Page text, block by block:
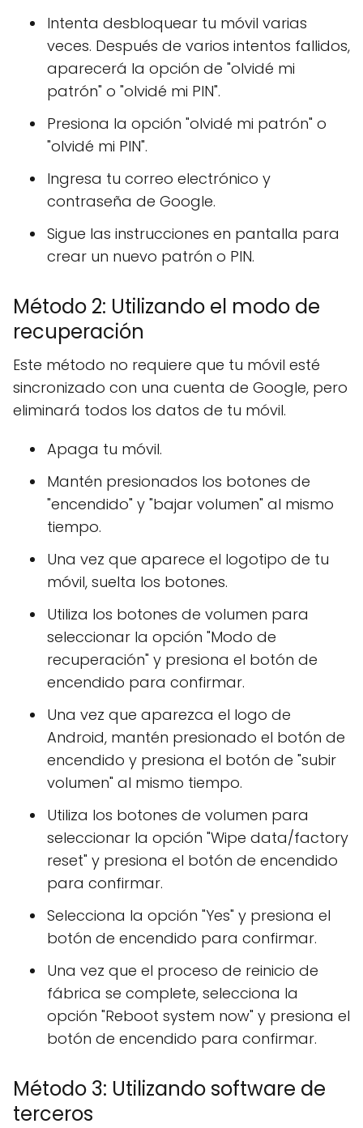
Intenta desbloquear tu móvil varias
veces. Después de varios intentos fallidos,
aparecerá la opción de "olvidé mi
patrón" o "olvidé mi PIN".
Presiona la opción "olvidé mi patrón" o
"olvidé mi PIN".
Ingresa tu correo electrónico y
contraseña de Google.
Sigue las instrucciones en pantalla para
crear un nuevo patrón o PIN.
Método 2: Utilizando el modo de
recuperación
Este método no requiere que tu móvil esté
sincronizado con una cuenta de Google, pero
eliminará todos los datos de tu móvil.
Apaga tu móvil.
Mantén presionados los botones de
"encendido" y "bajar volumen" al mismo
tiempo.
Una vez que aparece el logotipo de tu
móvil, suelta los botones.
Utiliza los botones de volumen para
seleccionar la opción "Modo de
recuperación" y presiona el botón de
encendido para confirmar.
Una vez que aparezca el logo de
Android, mantén presionado el botón de
encendido y presiona el botón de "subir
volumen" al mismo tiempo.
Utiliza los botones de volumen para
seleccionar la opción "Wipe data/factory
reset" y presiona el botón de encendido
para confirmar.
Selecciona la opción "Yes" y presiona el
botón de encendido para confirmar.
Una vez que el proceso de reinicio de
fábrica se complete, selecciona la
opción "Reboot system now" y presiona el
botón de encendido para confirmar.
Método 3: Utilizando software de
terceros